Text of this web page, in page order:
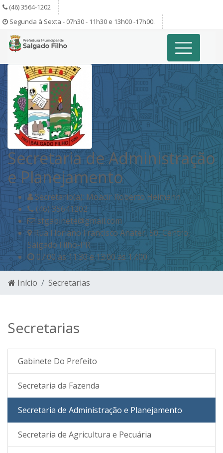
(46) 3564-1202
Segunda à Sexta - 07h30 - 11h30 e 13h00 -17h00.
Secretaria de Administração
e Planejamento
Secretario(a): Moacir Roberto Heimann
(46) 35641202
sfgabinete@gmail.com
Rua Floriano Francisco Anater, 50, Centro,
Salgado Filho-PR
07:00 as 11:30 e 13:00 as 17:00
Início Secretarias
Secretarias
Gabinete Do Prefeito
Secretaria da Fazenda
Secretaria de Administração e Planejamento
Secretaria de Agricultura e Pecuária